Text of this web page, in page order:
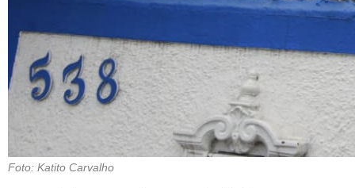
Foto: Katito Carvalho